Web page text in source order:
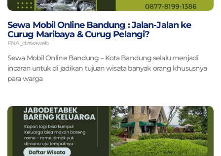
Sewa Mobil Online Bandung : Jalan-Jalan ke
Curug Maribaya & Curug Pelangi?
FNA_dzskaweb
Sewa Mobil Online Bandung – Kota Bandung selalu menjadi
incaran untuk di jadikan tujuan wisata banyak orang khususnya
para warga